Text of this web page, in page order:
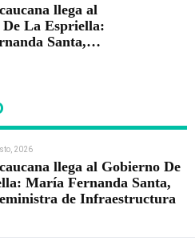
llega al
La Espriella:
Santa,
2026
llega al Gobierno De
María Fernanda Santa,
de Infraestructura